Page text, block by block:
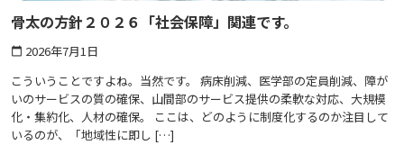
骨太の方針２０２６「社会保障」関連です。
calendar_today 2026年7月1日
こういうことですよね。当然です。 病床削減、医学部の定員削減、障が
いのサービスの質の確保、山間部のサービス提供の柔軟な対応、大規模
化・集約化、人材の確保。 ここは、どのように制度化するのか注目して
いるのが、「地域性に即し […]